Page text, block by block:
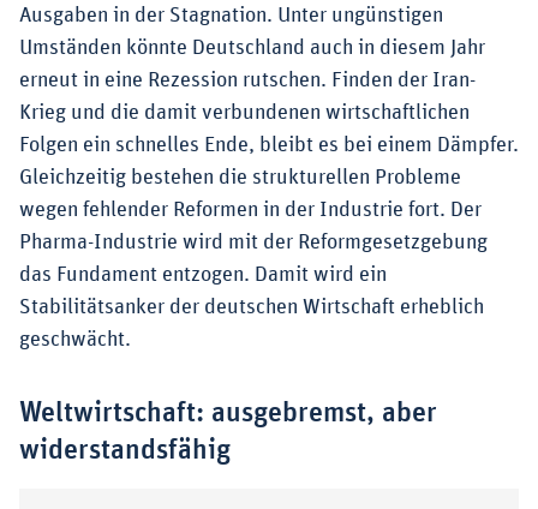
Ausgaben in der Stagnation. Unter ungünstigen
Umständen könnte Deutschland auch in diesem Jahr
erneut in eine Rezession rutschen. Finden der Iran-
Krieg und die damit verbundenen wirtschaftlichen
Folgen ein schnelles Ende, bleibt es bei einem Dämpfer.
Gleichzeitig bestehen die strukturellen Probleme
wegen fehlender Reformen in der Industrie fort. Der
Pharma-Industrie wird mit der Reformgesetzgebung
das Fundament entzogen. Damit wird ein
Stabilitätsanker der deutschen Wirtschaft erheblich
geschwächt.
Weltwirtschaft: ausgebremst, aber
widerstandsfähig